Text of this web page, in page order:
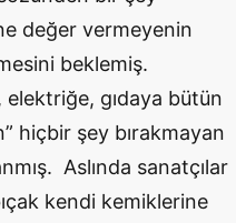
değer vermeyenin
beklemiş.
elektriğe, gıdaya bütün
hiçbir şey bırakmayan
Aslında sanatçılar
kendi kemiklerine